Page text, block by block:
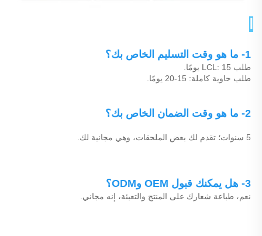
1- ما هو وقت التسليم الخاص بك؟
طلب LCL: 15 يومًا.
طلب حاوية كاملة: 15-20 يومًا.
2- ما هو وقت الضمان الخاص بك؟
5 سنوات؛ تقدم لك بعض الملحقات، وهي مجانية لك.
3- هل يمكنك قبول OEM وODM؟
نعم، طباعة شعارك على المنتج والتعبئة، إنه مجاني.